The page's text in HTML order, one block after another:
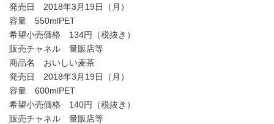
発売日 2018年3月19日（月）
容量 550mlPET
希望小売価格 134円（税抜き）
販売チャネル 量販店等
商品名 おいしい麦茶
発売日 2018年3月19日（月）
容量 600mlPET
希望小売価格 140円（税抜き）
販売チャネル 量販店等